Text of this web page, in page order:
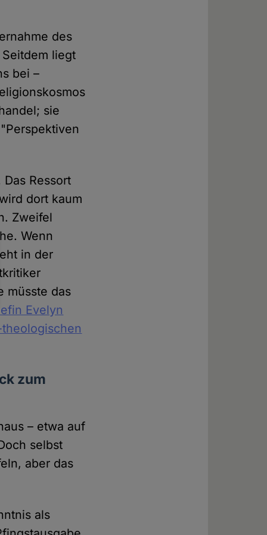
des
Seitdem liegt
bei –
sie
Ressort
dort kaum
Zweifel
Wenn
in der
müsste das
Evelyn
zum
– etwa auf
selbst
aber das
als